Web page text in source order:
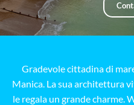
Gradevole cittadina di
Manica. La sua architettura
le regala un grande charme.